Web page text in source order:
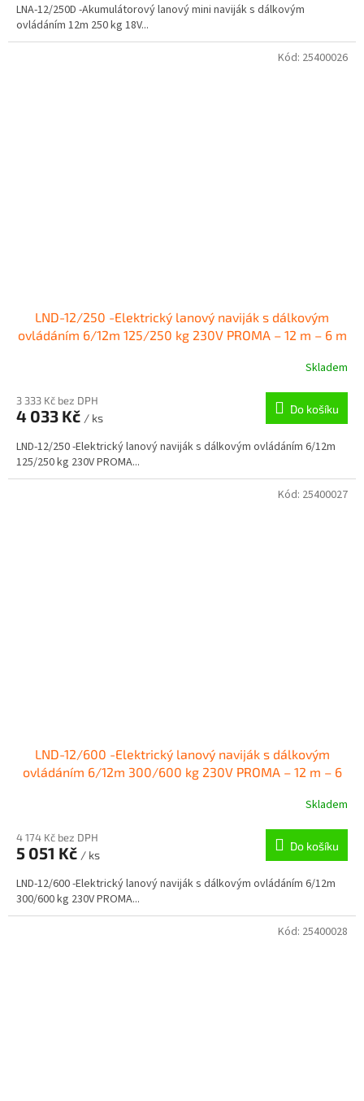
LNA-12/250D -Akumulátorový lanový mini naviják s dálkovým
ovládáním 12m 250 kg 18V...
LND-12/250 -Elektrický lanový naviják s dálkovým
ovládáním 6/12m 125/250 kg 230V PROMA – 12 m – 6 m
Skladem
3 333 Kč bez DPH
4 033 Kč / ks
Do košíku
LND-12/250 -Elektrický lanový naviják s dálkovým ovládáním 6/12m
125/250 kg 230V PROMA...
Kód: 25400026
LND-12/600 -Elektrický lanový naviják s dálkovým
ovládáním 6/12m 300/600 kg 230V PROMA – 12 m – 6
Skladem
4 174 Kč bez DPH
5 051 Kč / ks
Do košíku
LND-12/600 -Elektrický lanový naviják s dálkovým ovládáním 6/12m
300/600 kg 230V PROMA...
Kód: 25400027
Kód: 25400028